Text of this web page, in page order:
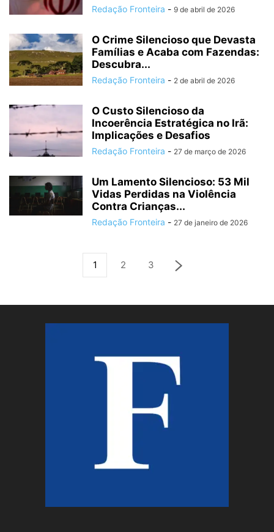
Redação Fronteira - 9 de abril de 2026
O Crime Silencioso que Devasta
Famílias e Acaba com Fazendas:
Descubra...
Redação Fronteira - 2 de abril de 2026
O Custo Silencioso da
Incoerência Estratégica no Irã:
Implicações e Desafios
Redação Fronteira - 27 de março de 2026
Um Lamento Silencioso: 53 Mil
Vidas Perdidas na Violência
Contra Crianças...
Redação Fronteira - 27 de janeiro de 2026
1 2 3